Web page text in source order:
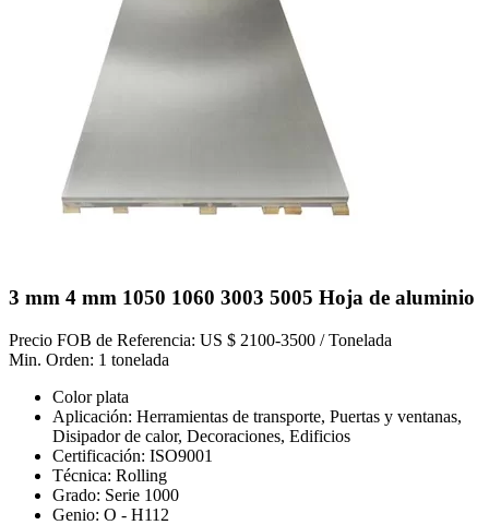
3 mm 4 mm 1050 1060 3003 5005 Hoja de aluminio
Precio FOB de Referencia: US $ 2100-3500 / Tonelada
Min. Orden: 1 tonelada
Color plata
Aplicación: Herramientas de transporte, Puertas y ventanas,
Disipador de calor, Decoraciones, Edificios
Certificación: ISO9001
Técnica: Rolling
Grado: Serie 1000
Genio: O - H112